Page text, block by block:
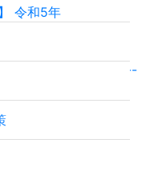
令和5年
令和5年